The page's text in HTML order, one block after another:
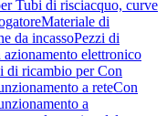
Tubi di risciacquo, curve
Materiale di
da incassoPezzi di
azionamento elettronico
di ricambio per Con
a reteCon
a